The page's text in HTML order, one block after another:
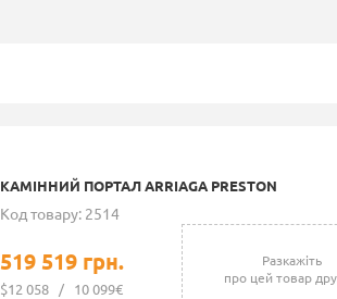
КАМІННИЙ ПОРТАЛ ARRIAGA PRESTON
Код товару: 2514
519 519 грн.
$12 058 / 10 099€
Разкажіть
про цей товар